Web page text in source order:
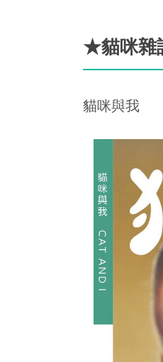
★貓咪雜
貓咪與我